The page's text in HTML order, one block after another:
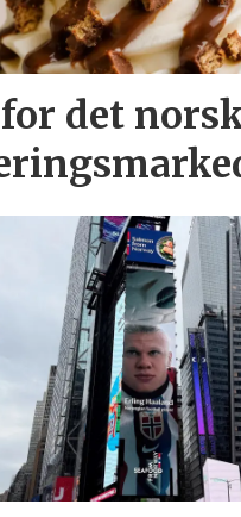
det